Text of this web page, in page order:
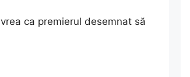
ca premierul desemnat să